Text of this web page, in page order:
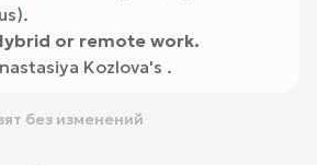
or remote work.
Kozlova's .
без изменений